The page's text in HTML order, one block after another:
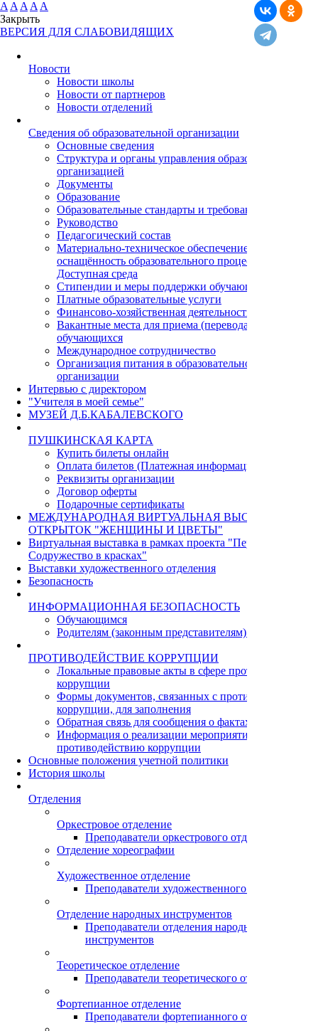
A A A A A
Закрыть
ВЕРСИЯ ДЛЯ СЛАБОВИДЯЩИХ
Новости
Новости школы
Новости от партнеров
Новости отделений
Cведения об образовательной организации
Основные сведения
Структура и органы управления образовательной
организацией
Документы
Образование
Образовательные стандарты и требования
Руководство
Педагогический состав
Материально-техническое обеспечение и
оснащённость образовательного процесса.
Доступная среда
Стипендии и меры поддержки обучающихся
Платные образовательные услуги
Финансово-хозяйственная деятельность
Вакантные места для приема (перевода)
обучающихся
Международное сотрудничество
Организация питания в образовательной
организации
Интервью с директором
"Учителя в моей семье"
МУЗЕЙ Д.Б.КАБАЛЕВСКОГО
ПУШКИНСКАЯ КАРТА
Купить билеты онлайн
Оплата билетов (Платежная информация)
Реквизиты организации
Договор оферты
Подарочные сертификаты
МЕЖДУНАРОДНАЯ ВИРТУАЛЬНАЯ ВЫСТАВКА
ОТКРЫТОК "ЖЕНЩИНЫ И ЦВЕТЫ"
Виртуальная выставка в рамках проекта "Пермь - Циндао.
Содружество в красках"
Выставки художественного отделения
Безопасность
ИНФОРМАЦИОННАЯ БЕЗОПАСНОСТЬ
Обучающимся
Родителям (законным представителям) учащихся
ПРОТИВОДЕЙСТВИЕ КОРРУПЦИИ
Локальные правовые акты в сфере противодействия
коррупции
Формы документов, связанных с противодействием
коррупции, для заполнения
Обратная связь для сообщения о фактах коррупции
Информация о реализации мероприятий по
противодействию коррупции
Основные положения учетной политики
История школы
Отделения
Оркестровое отделение
Преподаватели оркестрового отделения
Отделение хореографии
Художественное отделение
Преподаватели художественного отделения
Отделение народных инструментов
Преподаватели отделения народных
инструментов
Теоретическое отделение
Преподаватели теоретического отделения
Фортепианное отделение
Преподаватели фортепианного отделения